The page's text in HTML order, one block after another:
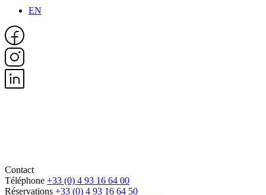
EN
Contact
Téléphone +33 (0) 4 93 16 64 00
Réservations +33 (0) 4 93 16 64 50